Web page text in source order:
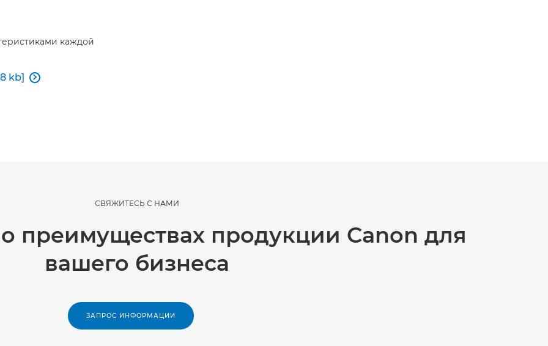
каждой
kb] 
СВЯЖИТЕСЬ С НАМИ
преимуществах продукции Canon для
вашего бизнеса
ЗАПРОС ИНФОРМАЦИИ